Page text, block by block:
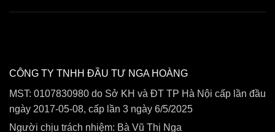
CÔNG TY TNHH ĐẦU TƯ NGA HOÀNG
MST: 0107830980 do Sở KH và ĐT TP Hà Nội cấp lần đầu
ngày 2017-05-08, cấp lần 3 ngày 6/5/2025
Người chịu trách nhiệm: Bà Vũ Thị Nga